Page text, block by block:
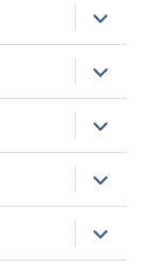
ouvrir
le
sous-
menu
ouvrir
le
sous-
menu
ouvrir
le
sous-
menu
ouvrir
le
sous-
menu
ouvrir
le
sous-